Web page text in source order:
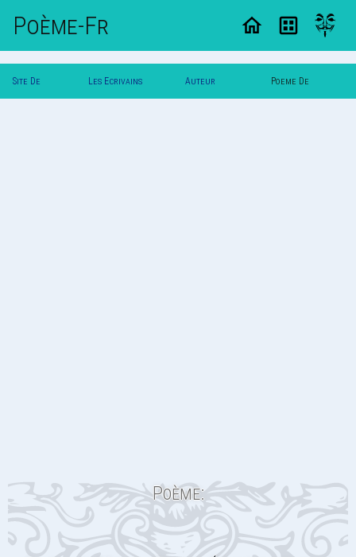
Poème-Fr
Site De Les Ecrivains Auteur Poeme De
Poème: